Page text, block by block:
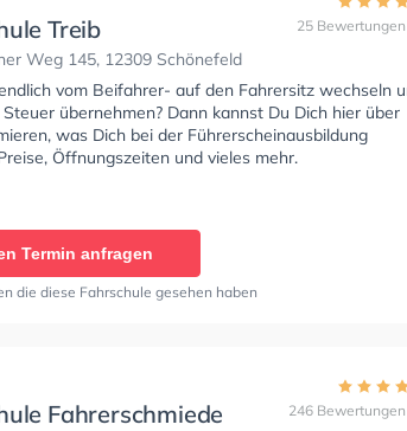
Treib
Weg 145, 12309 Schönefeld
25 Bewertungen
vom Beifahrer- auf den Fahrersitz wechseln
übernehmen? Dann kannst Du Dich hier über
was Dich bei der Führerscheinausbildung
Öffnungszeiten und vieles mehr.
Termin anfragen
die diese Fahrschule gesehen haben
Fahrerschmiede 246 Bewertungen